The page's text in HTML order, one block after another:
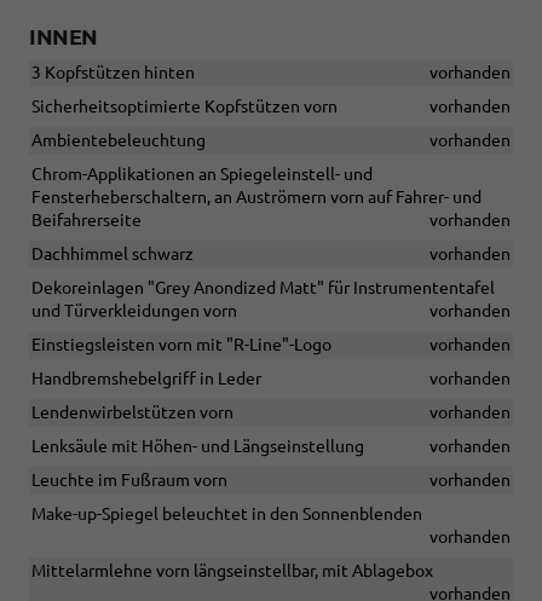
INNEN
3 Kopfstützen hinten
vorhanden
Sicherheitsoptimierte Kopfstützen vorn
vorhanden
Ambientebeleuchtung
vorhanden
Chrom-Applikationen an Spiegeleinstell- und
Fensterheberschaltern, an Auströmern vorn auf Fahrer- und
Beifahrerseite
vorhanden
Dachhimmel schwarz
vorhanden
Dekoreinlagen "Grey Anondized Matt" für Instrumententafel
und Türverkleidungen vorn
vorhanden
Einstiegsleisten vorn mit "R-Line"-Logo
vorhanden
Handbremshebelgriff in Leder
vorhanden
Lendenwirbelstützen vorn
vorhanden
Lenksäule mit Höhen- und Längseinstellung
vorhanden
Leuchte im Fußraum vorn
vorhanden
Make-up-Spiegel beleuchtet in den Sonnenblenden
vorhanden
Mittelarmlehne vorn längseinstellbar, mit Ablagebox
vorhanden